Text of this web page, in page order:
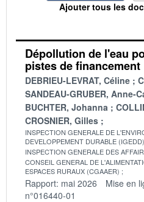
Ajouter tous les
Dépollution de l'eau
pistes de financement
DEBRIEU-LEVRAT, Céline
SANDEAU-GRUBER, Anne-
BUCHTER, Johanna
CROSNIER, Gilles
INSPECTION GENERALE DE
DEVELOPPEMENT DURABLE (IGEDD)
INSPECTION GENERALE DES
CONSEIL GENERAL DE
ESPACES RURAUX (CGAAER)
Rapport: mai 2026 Mise en
n°016440-01